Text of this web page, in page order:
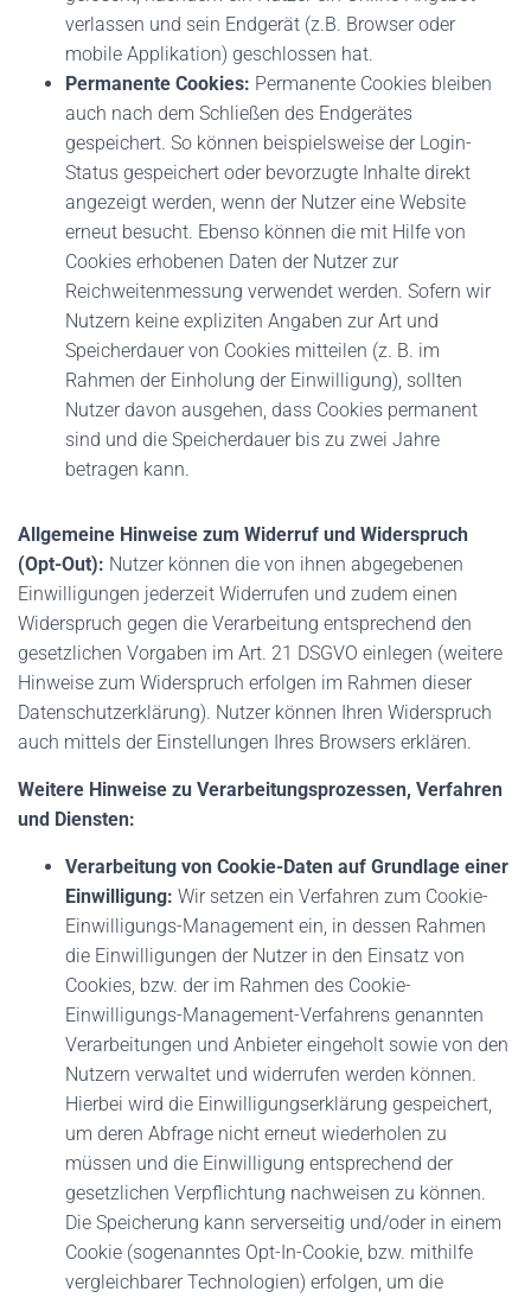
verlassen und sein Endgerät (z.B. Browser oder
mobile Applikation) geschlossen hat.
Permanente Cookies: Permanente Cookies bleiben
auch nach dem Schließen des Endgerätes
gespeichert. So können beispielsweise der Login-
Status gespeichert oder bevorzugte Inhalte direkt
angezeigt werden, wenn der Nutzer eine Website
erneut besucht. Ebenso können die mit Hilfe von
Cookies erhobenen Daten der Nutzer zur
Reichweitenmessung verwendet werden. Sofern wir
Nutzern keine expliziten Angaben zur Art und
Speicherdauer von Cookies mitteilen (z. B. im
Rahmen der Einholung der Einwilligung), sollten
Nutzer davon ausgehen, dass Cookies permanent
sind und die Speicherdauer bis zu zwei Jahre
betragen kann.
Allgemeine Hinweise zum Widerruf und Widerspruch
(Opt-Out): Nutzer können die von ihnen abgegebenen
Einwilligungen jederzeit Widerrufen und zudem einen
Widerspruch gegen die Verarbeitung entsprechend den
gesetzlichen Vorgaben im Art. 21 DSGVO einlegen (weitere
Hinweise zum Widerspruch erfolgen im Rahmen dieser
Datenschutzerklärung). Nutzer können Ihren Widerspruch
auch mittels der Einstellungen Ihres Browsers erklären.
Weitere Hinweise zu Verarbeitungsprozessen, Verfahren
und Diensten:
Verarbeitung von Cookie-Daten auf Grundlage einer
Einwilligung: Wir setzen ein Verfahren zum Cookie-
Einwilligungs-Management ein, in dessen Rahmen
die Einwilligungen der Nutzer in den Einsatz von
Cookies, bzw. der im Rahmen des Cookie-
Einwilligungs-Management-Verfahrens genannten
Verarbeitungen und Anbieter eingeholt sowie von den
Nutzern verwaltet und widerrufen werden können.
Hierbei wird die Einwilligungserklärung gespeichert,
um deren Abfrage nicht erneut wiederholen zu
müssen und die Einwilligung entsprechend der
gesetzlichen Verpflichtung nachweisen zu können.
Die Speicherung kann serverseitig und/oder in einem
Cookie (sogenanntes Opt-In-Cookie, bzw. mithilfe
vergleichbarer Technologien) erfolgen, um die